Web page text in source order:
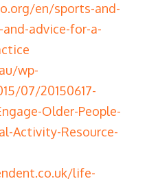
en/sports-and-
advice-for-a-
wp-
07/20150617-
Older-People-
Activity-Resource-
life-